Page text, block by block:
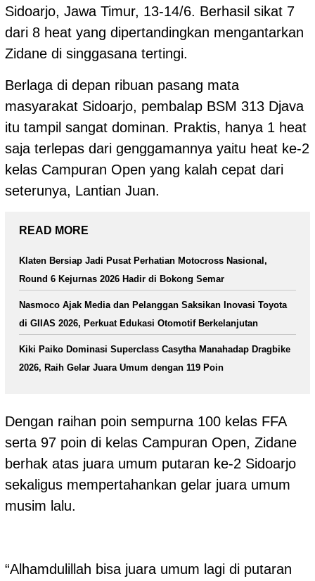
Sidoarjo, Jawa Timur, 13-14/6. Berhasil sikat 7
dari 8 heat yang dipertandingkan mengantarkan
Zidane di singgasana tertingi.
Berlaga di depan ribuan pasang mata
masyarakat Sidoarjo, pembalap BSM 313 Djava
itu tampil sangat dominan. Praktis, hanya 1 heat
saja terlepas dari genggamannya yaitu heat ke-2
kelas Campuran Open yang kalah cepat dari
seterunya, Lantian Juan.
READ MORE
Klaten Bersiap Jadi Pusat Perhatian Motocross Nasional,
Round 6 Kejurnas 2026 Hadir di Bokong Semar
Nasmoco Ajak Media dan Pelanggan Saksikan Inovasi Toyota
di GIIAS 2026, Perkuat Edukasi Otomotif Berkelanjutan
Kiki Paiko Dominasi Superclass Casytha Manahadap Dragbike
2026, Raih Gelar Juara Umum dengan 119 Poin
Dengan raihan poin sempurna 100 kelas FFA
serta 97 poin di kelas Campuran Open, Zidane
berhak atas juara umum putaran ke-2 Sidoarjo
sekaligus mempertahankan gelar juara umum
musim lalu.
“Alhamdulillah bisa juara umum lagi di putaran